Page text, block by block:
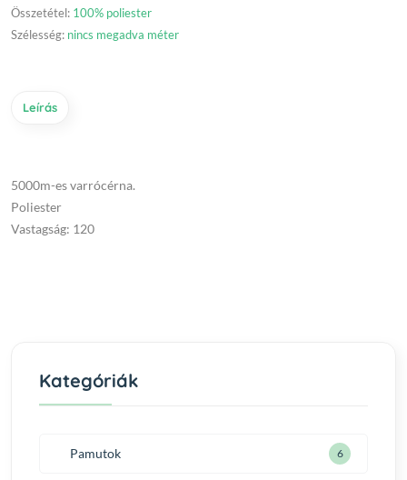
Összetétel: 100% poliester
Szélesség: nincs megadva méter
Leírás
5000m-es varrócérna.
Poliester
Vastagság: 120
Kategóriák
Pamutok 6